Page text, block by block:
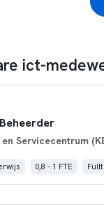
ict-
Servicecentrum
0,8 - 1 FTE